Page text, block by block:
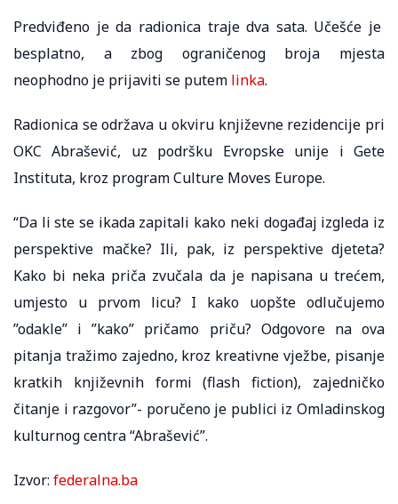
Predviđeno je da radionica traje dva sata. Učešće je
besplatno, a zbog ograničenog broja mjesta
neophodno je prijaviti se putem linka.
Radionica se održava u okviru književne rezidencije pri
OKC Abrašević, uz podršku Evropske unije i Gete
Instituta, kroz program Culture Moves Europe.
“Da li ste se ikada zapitali kako neki događaj izgleda iz
perspektive mačke? Ili, pak, iz perspektive djeteta?
Kako bi neka priča zvučala da je napisana u trećem,
umjesto u prvom licu? I kako uopšte odlučujemo
”odakle” i ”kako” pričamo priču? Odgovore na ova
pitanja tražimo zajedno, kroz kreativne vježbe, pisanje
kratkih književnih formi (flash fiction), zajedničko
čitanje i razgovor”- poručeno je publici iz Omladinskog
kulturnog centra “Abrašević”.
Izvor: federalna.ba